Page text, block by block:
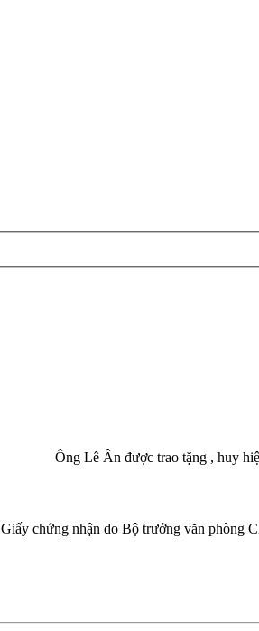
Ông Lê Ân được trao tặng , huy
Giấy chứng nhận do Bộ trưởng văn phòng